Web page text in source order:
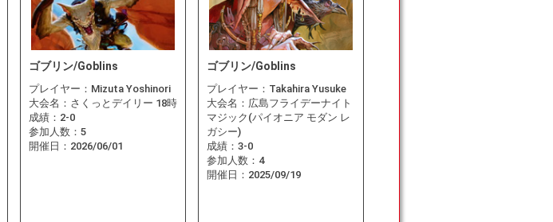
ゴブリン/Goblins
プレイヤー： Mizuta Yoshinori
大会名： さくっとデイリー 18時
成績： 2-0
参加人数： 5
開催日： 2026/06/01
ゴブリン/Goblins
プレイヤー： Takahira Yusuke
大会名： 広島フライデーナイト
マジック(パイオニア モダン レ
ガシー)
成績： 3-0
参加人数： 4
開催日： 2025/09/19